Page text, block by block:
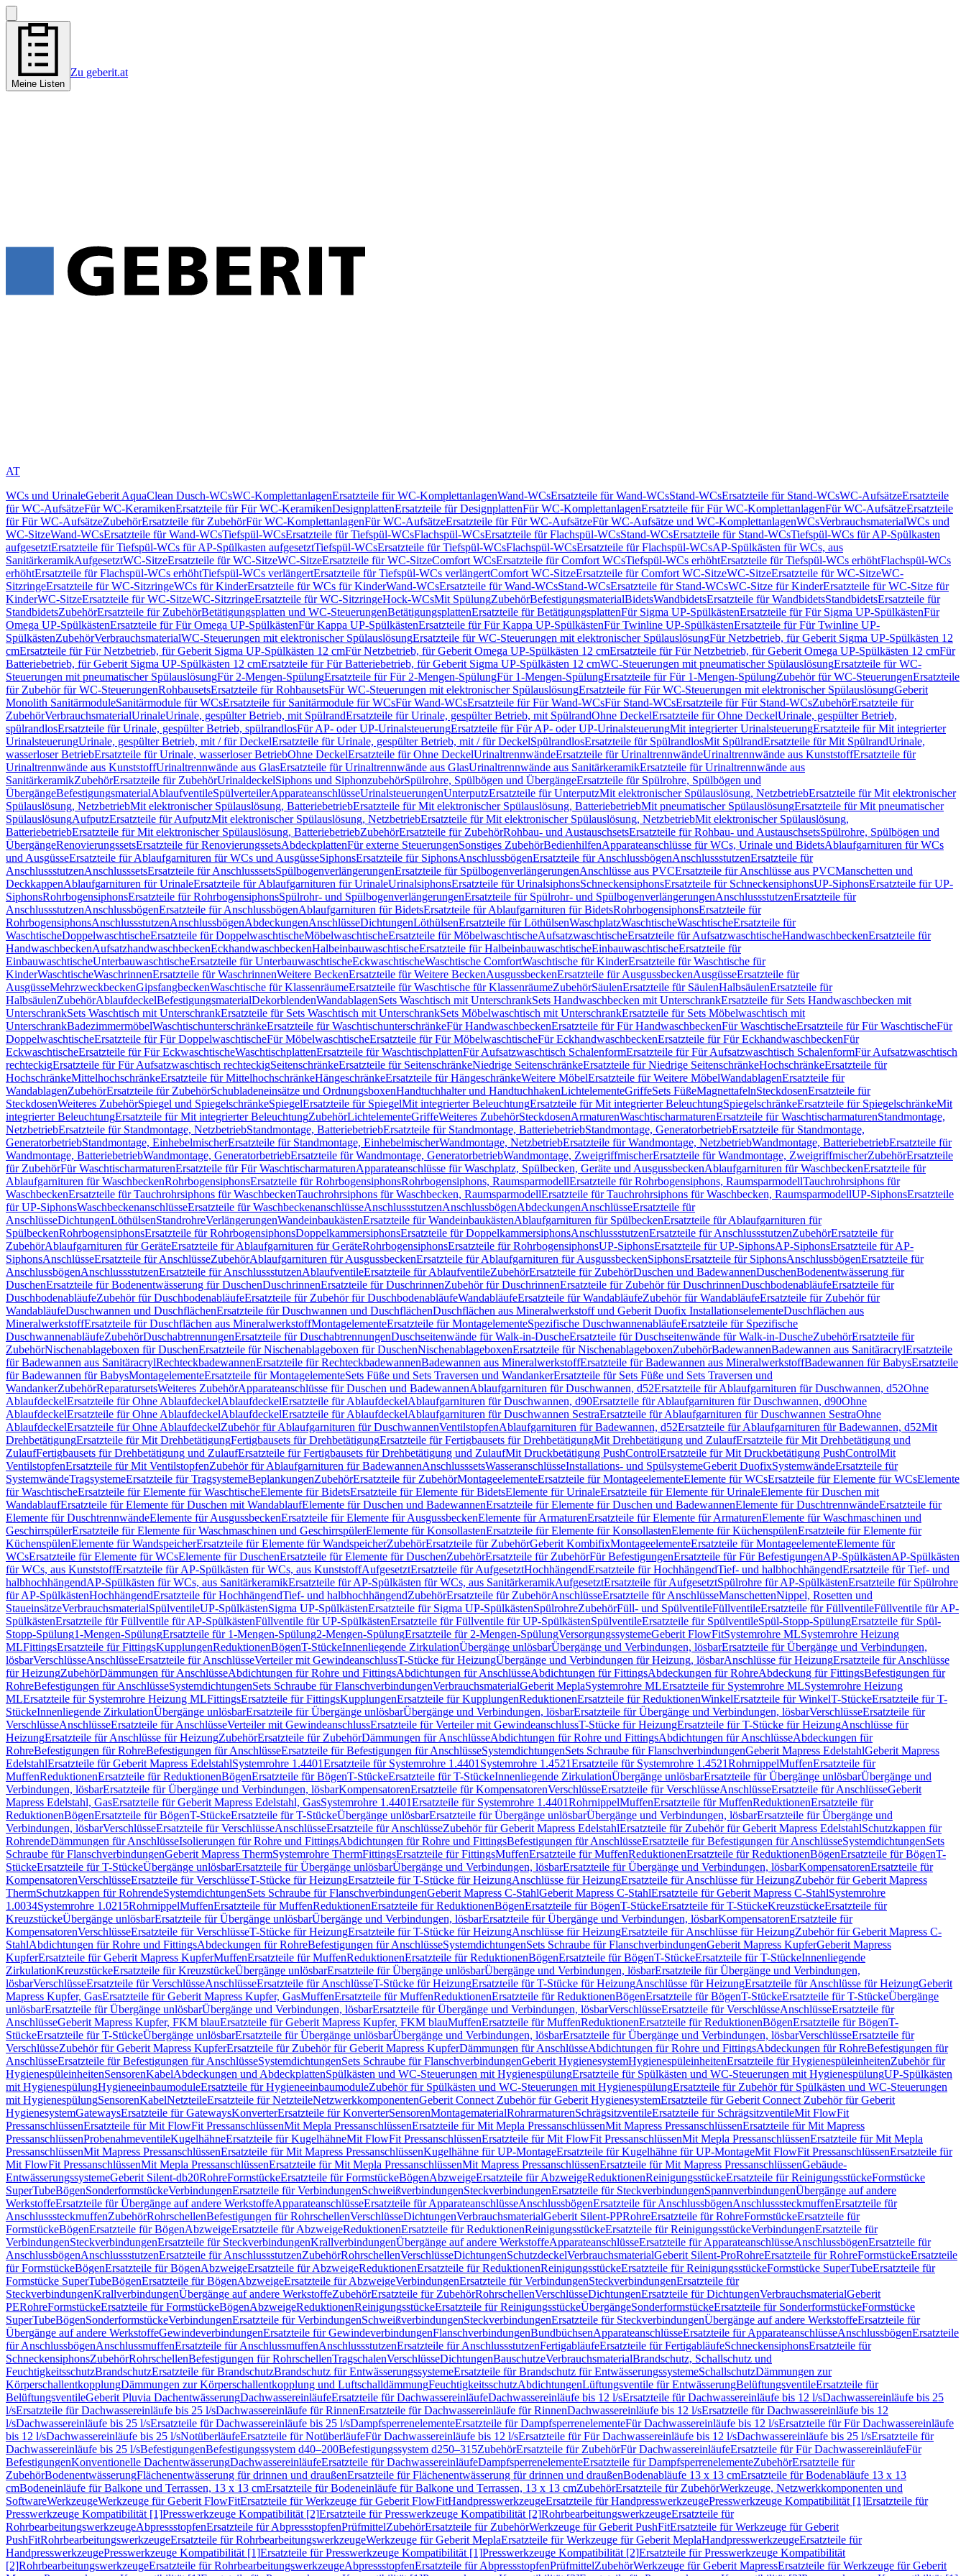
Meine Listen
Zu geberit.at
AT
WCs und UrinaleGeberit AquaClean Dusch-WCsWC-KomplettanlagenErsatzteile für WC-KomplettanlagenWand-WCsErsatzteile für Wand-WCsStand-WCsErsatzteile für Stand-WCsWC-AufsätzeErsatzteile
für WC-AufsätzeFür WC-KeramikenErsatzteile für Für WC-KeramikenDesignplattenErsatzteile für DesignplattenFür WC-KomplettanlagenErsatzteile für Für WC-KomplettanlagenFür WC-AufsätzeErsatzteile
für Für WC-AufsätzeZubehörErsatzteile für ZubehörFür WC-KomplettanlagenFür WC-AufsätzeErsatzteile für Für WC-AufsätzeFür WC-Aufsätze und WC-KomplettanlagenWCsVerbrauchsmaterialWCs und
WC-SitzeWand-WCsErsatzteile für Wand-WCsTiefspül-WCsErsatzteile für Tiefspül-WCsFlachspül-WCsErsatzteile für Flachspül-WCsStand-WCsErsatzteile für Stand-WCsTiefspül-WCs für AP-Spülkasten
aufgesetztErsatzteile für Tiefspül-WCs für AP-Spülkasten aufgesetztTiefspül-WCsErsatzteile für Tiefspül-WCsFlachspül-WCsErsatzteile für Flachspül-WCsAP-Spülkästen für WCs, aus
SanitärkeramikAufgesetztWC-SitzeErsatzteile für WC-SitzeWC-SitzeErsatzteile für WC-SitzeComfort WCsErsatzteile für Comfort WCsTiefspül-WCs erhöhtErsatzteile für Tiefspül-WCs erhöhtFlachspül-WCs
erhöhtErsatzteile für Flachspül-WCs erhöhtTiefspül-WCs verlängertErsatzteile für Tiefspül-WCs verlängertComfort WC-SitzeErsatzteile für Comfort WC-SitzeWC-SitzeErsatzteile für WC-SitzeWC-
SitzringeErsatzteile für WC-SitzringeWCs für KinderErsatzteile für WCs für KinderWand-WCsErsatzteile für Wand-WCsStand-WCsErsatzteile für Stand-WCsWC-Sitze für KinderErsatzteile für WC-Sitze für
KinderWC-SitzeErsatzteile für WC-SitzeWC-SitzringeErsatzteile für WC-SitzringeHock-WCsMit SpülungZubehörBefestigungsmaterialBidetsWandbidetsErsatzteile für WandbidetsStandbidetsErsatzteile für
StandbidetsZubehörErsatzteile für ZubehörBetätigungsplatten und WC-SteuerungenBetätigungsplattenErsatzteile für BetätigungsplattenFür Sigma UP-SpülkästenErsatzteile für Für Sigma UP-SpülkästenFür
Omega UP-SpülkästenErsatzteile für Für Omega UP-SpülkästenFür Kappa UP-SpülkästenErsatzteile für Für Kappa UP-SpülkästenFür Twinline UP-SpülkästenErsatzteile für Für Twinline UP-
SpülkästenZubehörVerbrauchsmaterialWC-Steuerungen mit elektronischer SpülauslösungErsatzteile für WC-Steuerungen mit elektronischer SpülauslösungFür Netzbetrieb, für Geberit Sigma UP-Spülkästen 12
cmErsatzteile für Für Netzbetrieb, für Geberit Sigma UP-Spülkästen 12 cmFür Netzbetrieb, für Geberit Omega UP-Spülkästen 12 cmErsatzteile für Für Netzbetrieb, für Geberit Omega UP-Spülkästen 12 cmFür
Batteriebetrieb, für Geberit Sigma UP-Spülkästen 12 cmErsatzteile für Für Batteriebetrieb, für Geberit Sigma UP-Spülkästen 12 cmWC-Steuerungen mit pneumatischer SpülauslösungErsatzteile für WC-
Steuerungen mit pneumatischer SpülauslösungFür 2-Mengen-SpülungErsatzteile für Für 2-Mengen-SpülungFür 1-Mengen-SpülungErsatzteile für Für 1-Mengen-SpülungZubehör für WC-SteuerungenErsatzteile
für Zubehör für WC-SteuerungenRohbausetsErsatzteile für RohbausetsFür WC-Steuerungen mit elektronischer SpülauslösungErsatzteile für Für WC-Steuerungen mit elektronischer SpülauslösungGeberit
Monolith SanitärmoduleSanitärmodule für WCsErsatzteile für Sanitärmodule für WCsFür Wand-WCsErsatzteile für Für Wand-WCsFür Stand-WCsErsatzteile für Für Stand-WCsZubehörErsatzteile für
ZubehörVerbrauchsmaterialUrinaleUrinale, gespülter Betrieb, mit SpülrandErsatzteile für Urinale, gespülter Betrieb, mit SpülrandOhne DeckelErsatzteile für Ohne DeckelUrinale, gespülter Betrieb,
spülrandlosErsatzteile für Urinale, gespülter Betrieb, spülrandlosFür AP- oder UP-UrinalsteuerungErsatzteile für Für AP- oder UP-UrinalsteuerungMit integrierter UrinalsteuerungErsatzteile für Mit integrierter
UrinalsteuerungUrinale, gespülter Betrieb, mit / für DeckelErsatzteile für Urinale, gespülter Betrieb, mit / für DeckelSpülrandlosErsatzteile für SpülrandlosMit SpülrandErsatzteile für Mit SpülrandUrinale,
wasserloser BetriebErsatzteile für Urinale, wasserloser BetriebOhne DeckelErsatzteile für Ohne DeckelUrinaltrennwändeErsatzteile für UrinaltrennwändeUrinaltrennwände aus KunststoffErsatzteile für
Urinaltrennwände aus KunststoffUrinaltrennwände aus GlasErsatzteile für Urinaltrennwände aus GlasUrinaltrennwände aus SanitärkeramikErsatzteile für Urinaltrennwände aus
SanitärkeramikZubehörErsatzteile für ZubehörUrinaldeckelSiphons und SiphonzubehörSpülrohre, Spülbögen und ÜbergängeErsatzteile für Spülrohre, Spülbögen und
ÜbergängeBefestigungsmaterialAblaufventileSpülverteilerApparateanschlüsseUrinalsteuerungenUnterputzErsatzteile für UnterputzMit elektronischer Spülauslösung, NetzbetriebErsatzteile für Mit elektronischer
Spülauslösung, NetzbetriebMit elektronischer Spülauslösung, BatteriebetriebErsatzteile für Mit elektronischer Spülauslösung, BatteriebetriebMit pneumatischer SpülauslösungErsatzteile für Mit pneumatischer
SpülauslösungAufputzErsatzteile für AufputzMit elektronischer Spülauslösung, NetzbetriebErsatzteile für Mit elektronischer Spülauslösung, NetzbetriebMit elektronischer Spülauslösung,
BatteriebetriebErsatzteile für Mit elektronischer Spülauslösung, BatteriebetriebZubehörErsatzteile für ZubehörRohbau- und AustauschsetsErsatzteile für Rohbau- und AustauschsetsSpülrohre, Spülbögen und
ÜbergängeRenovierungssetsErsatzteile für RenovierungssetsAbdeckplattenFür externe SteuerungenSonstiges ZubehörBedienhilfenApparateanschlüsse für WCs, Urinale und BidetsAblaufgarnituren für WCs
und AusgüsseErsatzteile für Ablaufgarnituren für WCs und AusgüsseSiphonsErsatzteile für SiphonsAnschlussbögenErsatzteile für AnschlussbögenAnschlussstutzenErsatzteile für
AnschlussstutzenAnschlusssetsErsatzteile für AnschlusssetsSpülbogenverlängerungenErsatzteile für SpülbogenverlängerungenAnschlüsse aus PVCErsatzteile für Anschlüsse aus PVCManschetten und
DeckkappenAblaufgarnituren für UrinaleErsatzteile für Ablaufgarnituren für UrinaleUrinalsiphonsErsatzteile für UrinalsiphonsSchneckensiphonsErsatzteile für SchneckensiphonsUP-SiphonsErsatzteile für UP-
SiphonsRohrbogensiphonsErsatzteile für RohrbogensiphonsSpülrohr- und SpülbogenverlängerungenErsatzteile für Spülrohr- und SpülbogenverlängerungenAnschlussstutzenErsatzteile für
AnschlussstutzenAnschlussbögenErsatzteile für AnschlussbögenAblaufgarnituren für BidetsErsatzteile für Ablaufgarnituren für BidetsRohrbogensiphonsErsatzteile für
RohrbogensiphonsAnschlussstutzenAnschlussbögenAbdeckungenAnschlüsseDichtungenLöthülsenErsatzteile für LöthülsenWaschplatzWaschtischeWaschtischeErsatzteile für
WaschtischeDoppelwaschtischeErsatzteile für DoppelwaschtischeMöbelwaschtischeErsatzteile für MöbelwaschtischeAufsatzwaschtischeErsatzteile für AufsatzwaschtischeHandwaschbeckenErsatzteile für
HandwaschbeckenAufsatzhandwaschbeckenEckhandwaschbeckenHalbeinbauwaschtischeErsatzteile für HalbeinbauwaschtischeEinbauwaschtischeErsatzteile für
EinbauwaschtischeUnterbauwaschtischeErsatzteile für UnterbauwaschtischeEckwaschtischeWaschtische ComfortWaschtische für KinderErsatzteile für Waschtische für
KinderWaschtischeWaschrinnenErsatzteile für WaschrinnenWeitere BeckenErsatzteile für Weitere BeckenAusgussbeckenErsatzteile für AusgussbeckenAusgüsseErsatzteile für
AusgüsseMehrzweckbeckenGipsfangbeckenWaschtische für KlassenräumeErsatzteile für Waschtische für KlassenräumeZubehörSäulenErsatzteile für SäulenHalbsäulenErsatzteile für
HalbsäulenZubehörAblaufdeckelBefestigungsmaterialDekorblendenWandablagenSets Waschtisch mit UnterschrankSets Handwaschbecken mit UnterschrankErsatzteile für Sets Handwaschbecken mit
UnterschrankSets Waschtisch mit UnterschrankErsatzteile für Sets Waschtisch mit UnterschrankSets Möbelwaschtisch mit UnterschrankErsatzteile für Sets Möbelwaschtisch mit
UnterschrankBadezimmermöbelWaschtischunterschränkeErsatzteile für WaschtischunterschränkeFür HandwaschbeckenErsatzteile für Für HandwaschbeckenFür WaschtischeErsatzteile für Für WaschtischeFür
DoppelwaschtischeErsatzteile für Für DoppelwaschtischeFür MöbelwaschtischeErsatzteile für Für MöbelwaschtischeFür EckhandwaschbeckenErsatzteile für Für EckhandwaschbeckenFür
EckwaschtischeErsatzteile für Für EckwaschtischeWaschtischplattenErsatzteile für WaschtischplattenFür Aufsatzwaschtisch SchalenformErsatzteile für Für Aufsatzwaschtisch SchalenformFür Aufsatzwaschtisch
rechteckigErsatzteile für Für Aufsatzwaschtisch rechteckigSeitenschränkeErsatzteile für SeitenschränkeNiedrige SeitenschränkeErsatzteile für Niedrige SeitenschränkeHochschränkeErsatzteile für
HochschränkeMittelhochschränkeErsatzteile für MittelhochschränkeHängeschränkeErsatzteile für HängeschränkeWeitere MöbelErsatzteile für Weitere MöbelWandablagenErsatzteile für
WandablagenZubehörErsatzteile für ZubehörSchubladeneinsätze und OrdnungsboxenHandtuchhalter und HandtuchhakenLichtelementeGriffeSets FüßeMagnettafelnSteckdosenErsatzteile für
SteckdosenWeiteres ZubehörSpiegel und SpiegelschränkeSpiegelErsatzteile für SpiegelMit integrierter BeleuchtungErsatzteile für Mit integrierter BeleuchtungSpiegelschränkeErsatzteile für SpiegelschränkeMit
integrierter BeleuchtungErsatzteile für Mit integrierter BeleuchtungZubehörLichtelementeGriffeWeiteres ZubehörSteckdosenArmaturenWaschtischarmaturenErsatzteile für WaschtischarmaturenStandmontage,
NetzbetriebErsatzteile für Standmontage, NetzbetriebStandmontage, BatteriebetriebErsatzteile für Standmontage, BatteriebetriebStandmontage, GeneratorbetriebErsatzteile für Standmontage,
GeneratorbetriebStandmontage, EinhebelmischerErsatzteile für Standmontage, EinhebelmischerWandmontage, NetzbetriebErsatzteile für Wandmontage, NetzbetriebWandmontage, BatteriebetriebErsatzteile für
Wandmontage, BatteriebetriebWandmontage, GeneratorbetriebErsatzteile für Wandmontage, GeneratorbetriebWandmontage, ZweigriffmischerErsatzteile für Wandmontage, ZweigriffmischerZubehörErsatzteile
für ZubehörFür WaschtischarmaturenErsatzteile für Für WaschtischarmaturenApparateanschlüsse für Waschplatz, Spülbecken, Geräte und AusgussbeckenAblaufgarnituren für WaschbeckenErsatzteile für
Ablaufgarnituren für WaschbeckenRohrbogensiphonsErsatzteile für RohrbogensiphonsRohrbogensiphons, RaumsparmodellErsatzteile für Rohrbogensiphons, RaumsparmodellTauchrohrsiphons für
WaschbeckenErsatzteile für Tauchrohrsiphons für WaschbeckenTauchrohrsiphons für Waschbecken, RaumsparmodellErsatzteile für Tauchrohrsiphons für Waschbecken, RaumsparmodellUP-SiphonsErsatzteile
für UP-SiphonsWaschbeckenanschlüsseErsatzteile für WaschbeckenanschlüsseAnschlussstutzenAnschlussbögenAbdeckungenAnschlüsseErsatzteile für
AnschlüsseDichtungenLöthülsenStandrohreVerlängerungenWandeinbaukästenErsatzteile für WandeinbaukästenAblaufgarnituren für SpülbeckenErsatzteile für Ablaufgarnituren für
SpülbeckenRohrbogensiphonsErsatzteile für RohrbogensiphonsDoppelkammersiphonsErsatzteile für DoppelkammersiphonsAnschlussstutzenErsatzteile für AnschlussstutzenZubehörErsatzteile für
ZubehörAblaufgarnituren für GeräteErsatzteile für Ablaufgarnituren für GeräteRohrbogensiphonsErsatzteile für RohrbogensiphonsUP-SiphonsErsatzteile für UP-SiphonsAP-SiphonsErsatzteile für AP-
SiphonsAnschlüsseErsatzteile für AnschlüsseZubehörAblaufgarnituren für AusgussbeckenErsatzteile für Ablaufgarnituren für AusgussbeckenSiphonsErsatzteile für SiphonsAnschlussbögenErsatzteile für
AnschlussbögenAnschlussstutzenErsatzteile für AnschlussstutzenAblaufventileErsatzteile für AblaufventileZubehörErsatzteile für ZubehörDuschen und BadewannenDuschenBodenentwässerung für
DuschenErsatzteile für Bodenentwässerung für DuschenDuschrinnenErsatzteile für DuschrinnenZubehör für DuschrinnenErsatzteile für Zubehör für DuschrinnenDuschbodenabläufeErsatzteile für
DuschbodenabläufeZubehör für DuschbodenabläufeErsatzteile für Zubehör für DuschbodenabläufeWandabläufeErsatzteile für WandabläufeZubehör für WandabläufeErsatzteile für Zubehör für
WandabläufeDuschwannen und DuschflächenErsatzteile für Duschwannen und DuschflächenDuschflächen aus Mineralwerkstoff und Geberit Duofix InstallationselementeDuschflächen aus
MineralwerkstoffErsatzteile für Duschflächen aus MineralwerkstoffMontagelementeErsatzteile für MontagelementeSpezifische DuschwannenabläufeErsatzteile für Spezifische
DuschwannenabläufeZubehörDuschabtrennungenErsatzteile für DuschabtrennungenDuschseitenwände für Walk-in-DuscheErsatzteile für Duschseitenwände für Walk-in-DuscheZubehörErsatzteile für
ZubehörNischenablageboxen für DuschenErsatzteile für Nischenablageboxen für DuschenNischenablageboxenErsatzteile für NischenablageboxenZubehörBadewannenBadewannen aus SanitäracrylErsatzteile
für Badewannen aus SanitäracrylRechteckbadewannenErsatzteile für RechteckbadewannenBadewannen aus MineralwerkstoffErsatzteile für Badewannen aus MineralwerkstoffBadewannen für BabysErsatzteile
für Badewannen für BabysMontagelementeErsatzteile für MontagelementeSets Füße und Sets Traversen und WandankerErsatzteile für Sets Füße und Sets Traversen und
WandankerZubehörReparatursetsWeiteres ZubehörApparateanschlüsse für Duschen und BadewannenAblaufgarnituren für Duschwannen, d52Ersatzteile für Ablaufgarnituren für Duschwannen, d52Ohne
AblaufdeckelErsatzteile für Ohne AblaufdeckelAblaufdeckelErsatzteile für AblaufdeckelAblaufgarnituren für Duschwannen, d90Ersatzteile für Ablaufgarnituren für Duschwannen, d90Ohne
AblaufdeckelErsatzteile für Ohne AblaufdeckelAblaufdeckelErsatzteile für AblaufdeckelAblaufgarnituren für Duschwannen SestraErsatzteile für Ablaufgarnituren für Duschwannen SestraOhne
AblaufdeckelErsatzteile für Ohne AblaufdeckelZubehör für Ablaufgarnituren für DuschwannenVentilstopfenAblaufgarnituren für Badewannen, d52Ersatzteile für Ablaufgarnituren für Badewannen, d52Mit
DrehbetätigungErsatzteile für Mit DrehbetätigungFertigbausets für DrehbetätigungErsatzteile für Fertigbausets für DrehbetätigungMit Drehbetätigung und ZulaufErsatzteile für Mit Drehbetätigung und
ZulaufFertigbausets für Drehbetätigung und ZulaufErsatzteile für Fertigbausets für Drehbetätigung und ZulaufMit Druckbetätigung PushControlErsatzteile für Mit Druckbetätigung PushControlMit
VentilstopfenErsatzteile für Mit VentilstopfenZubehör für Ablaufgarnituren für BadewannenAnschlusssetsWasseranschlüsseInstallations- und SpülsystemeGeberit DuofixSystemwändeErsatzteile für
SystemwändeTragsystemeErsatzteile für TragsystemeBeplankungenZubehörErsatzteile für ZubehörMontageelementeErsatzteile für MontageelementeElemente für WCsErsatzteile für Elemente für WCsElemente
für WaschtischeErsatzteile für Elemente für WaschtischeElemente für BidetsErsatzteile für Elemente für BidetsElemente für UrinaleErsatzteile für Elemente für UrinaleElemente für Duschen mit
WandablaufErsatzteile für Elemente für Duschen mit WandablaufElemente für Duschen und BadewannenErsatzteile für Elemente für Duschen und BadewannenElemente für DuschtrennwändeErsatzteile für
Elemente für DuschtrennwändeElemente für AusgussbeckenErsatzteile für Elemente für AusgussbeckenElemente für ArmaturenErsatzteile für Elemente für ArmaturenElemente für Waschmaschinen und
GeschirrspülerErsatzteile für Elemente für Waschmaschinen und GeschirrspülerElemente für KonsollastenErsatzteile für Elemente für KonsollastenElemente für KüchenspülenErsatzteile für Elemente für
KüchenspülenElemente für WandspeicherErsatzteile für Elemente für WandspeicherZubehörErsatzteile für ZubehörGeberit KombifixMontageelementeErsatzteile für MontageelementeElemente für
WCsErsatzteile für Elemente für WCsElemente für DuschenErsatzteile für Elemente für DuschenZubehörErsatzteile für ZubehörFür BefestigungenErsatzteile für Für BefestigungenAP-SpülkästenAP-Spülkästen
für WCs, aus KunststoffErsatzteile für AP-Spülkästen für WCs, aus KunststoffAufgesetztErsatzteile für AufgesetztHochhängendErsatzteile für HochhängendTief- und halbhochhängendErsatzteile für Tief- und
halbhochhängendAP-Spülkästen für WCs, aus SanitärkeramikErsatzteile für AP-Spülkästen für WCs, aus SanitärkeramikAufgesetztErsatzteile für AufgesetztSpülrohre für AP-SpülkästenErsatzteile für Spülrohre
für AP-SpülkästenHochhängendErsatzteile für HochhängendTief- und halbhochhängendZubehörErsatzteile für ZubehörAnschlüsseErsatzteile für AnschlüsseManschettenNippel, Rosetten und
StaueinsätzeVerbrauchsmaterialSpülventileUP-SpülkästenSigma UP-SpülkästenErsatzteile für Sigma UP-SpülkästenSpülrohreZubehörFüll- und SpülventileFüllventileErsatzteile für FüllventileFüllventile für AP-
SpülkästenErsatzteile für Füllventile für AP-SpülkästenFüllventile für UP-SpülkästenErsatzteile für Füllventile für UP-SpülkästenSpülventileErsatzteile für SpülventileSpül-Stopp-SpülungErsatzteile für Spül-
Stopp-Spülung1-Mengen-SpülungErsatzteile für 1-Mengen-Spülung2-Mengen-SpülungErsatzteile für 2-Mengen-SpülungVersorgungssystemeGeberit FlowFitSystemrohre MLSystemrohre Heizung
MLFittingsErsatzteile für FittingsKupplungenReduktionenBögenT-StückeInnenliegende ZirkulationÜbergänge unlösbarÜbergänge und Verbindungen, lösbarErsatzteile für Übergänge und Verbindungen,
lösbarVerschlüsseAnschlüsseErsatzteile für AnschlüsseVerteiler mit GewindeanschlussT-Stücke für HeizungÜbergänge und Verbindungen für Heizung, lösbarAnschlüsse für HeizungErsatzteile für Anschlüsse
für HeizungZubehörDämmungen für AnschlüsseAbdichtungen für Rohre und FittingsAbdichtungen für AnschlüsseAbdichtungen für FittingsAbdeckungen für RohreAbdeckung für FittingsBefestigungen für
RohreBefestigungen für AnschlüsseSystemdichtungenSets Schraube für FlanschverbindungenVerbrauchsmaterialGeberit MeplaSystemrohre MLErsatzteile für Systemrohre MLSystemrohre Heizung
MLErsatzteile für Systemrohre Heizung MLFittingsErsatzteile für FittingsKupplungenErsatzteile für KupplungenReduktionenErsatzteile für ReduktionenWinkelErsatzteile für WinkelT-StückeErsatzteile für T-
StückeInnenliegende ZirkulationÜbergänge unlösbarErsatzteile für Übergänge unlösbarÜbergänge und Verbindungen, lösbarErsatzteile für Übergänge und Verbindungen, lösbarVerschlüsseErsatzteile für
VerschlüsseAnschlüsseErsatzteile für AnschlüsseVerteiler mit GewindeanschlussErsatzteile für Verteiler mit GewindeanschlussT-Stücke für HeizungErsatzteile für T-Stücke für HeizungAnschlüsse für
HeizungErsatzteile für Anschlüsse für HeizungZubehörErsatzteile für ZubehörDämmungen für AnschlüsseAbdichtungen für Rohre und FittingsAbdichtungen für AnschlüsseAbdeckungen für
RohreBefestigungen für RohreBefestigungen für AnschlüsseErsatzteile für Befestigungen für AnschlüsseSystemdichtungenSets Schraube für FlanschverbindungenGeberit Mapress EdelstahlGeberit Mapress
EdelstahlErsatzteile für Geberit Mapress EdelstahlSystemrohre 1.4401Ersatzteile für Systemrohre 1.4401 Systemrohre 1.4521Ersatzteile für Systemrohre 1.4521RohrnippelMuffenErsatzteile für
MuffenReduktionenErsatzteile für ReduktionenBögenErsatzteile für BögenT-StückeErsatzteile für T-StückeInnenliegende ZirkulationÜbergänge unlösbarErsatzteile für Übergänge unlösbarÜbergänge und
Verbindungen, lösbarErsatzteile für Übergänge und Verbindungen, lösbarKompensatorenErsatzteile für KompensatorenVerschlüsseErsatzteile für VerschlüsseAnschlüsseErsatzteile für AnschlüsseGeberit
Mapress Edelstahl, GasErsatzteile für Geberit Mapress Edelstahl, GasSystemrohre 1.4401Ersatzteile für Systemrohre 1.4401RohrnippelMuffenErsatzteile für MuffenReduktionenErsatzteile für
ReduktionenBögenErsatzteile für BögenT-StückeErsatzteile für T-StückeÜbergänge unlösbarErsatzteile für Übergänge unlösbarÜbergänge und Verbindungen, lösbarErsatzteile für Übergänge und
Verbindungen, lösbarVerschlüsseErsatzteile für VerschlüsseAnschlüsseErsatzteile für AnschlüsseZubehör für Geberit Mapress EdelstahlErsatzteile für Zubehör für Geberit Mapress EdelstahlSchutzkappen für
RohrendeDämmungen für AnschlüsseIsolierungen für Rohre und FittingsAbdichtungen für Rohre und FittingsBefestigungen für AnschlüsseErsatzteile für Befestigungen für AnschlüsseSystemdichtungenSets
Schraube für FlanschverbindungenGeberit Mapress ThermSystemrohre ThermFittingsErsatzteile für FittingsMuffenErsatzteile für MuffenReduktionenErsatzteile für ReduktionenBögenErsatzteile für BögenT-
StückeErsatzteile für T-StückeÜbergänge unlösbarErsatzteile für Übergänge unlösbarÜbergänge und Verbindungen, lösbarErsatzteile für Übergänge und Verbindungen, lösbarKompensatorenErsatzteile für
KompensatorenVerschlüsseErsatzteile für VerschlüsseT-Stücke für HeizungErsatzteile für T-Stücke für HeizungAnschlüsse für HeizungErsatzteile für Anschlüsse für HeizungZubehör für Geberit Mapress
ThermSchutzkappen für RohrendeSystemdichtungenSets Schraube für FlanschverbindungenGeberit Mapress C-StahlGeberit Mapress C-StahlErsatzteile für Geberit Mapress C-StahlSystemrohre
1.0034Systemrohre 1.0215RohrnippelMuffenErsatzteile für MuffenReduktionenErsatzteile für ReduktionenBögenErsatzteile für BögenT-StückeErsatzteile für T-StückeKreuzstückeErsatzteile für
KreuzstückeÜbergänge unlösbarErsatzteile für Übergänge unlösbarÜbergänge und Verbindungen, lösbarErsatzteile für Übergänge und Verbindungen, lösbarKompensatorenErsatzteile für
KompensatorenVerschlüsseErsatzteile für VerschlüsseT-Stücke für HeizungErsatzteile für T-Stücke für HeizungAnschlüsse für HeizungErsatzteile für Anschlüsse für HeizungZubehör für Geberit Mapress C-
StahlAbdichtungen für Rohre und FittingsAbdeckungen für RohreBefestigungen für AnschlüsseSystemdichtungenSets Schraube für FlanschverbindungenGeberit Mapress KupferGeberit Mapress
KupferErsatzteile für Geberit Mapress KupferMuffenErsatzteile für MuffenReduktionenErsatzteile für ReduktionenBögenErsatzteile für BögenT-StückeErsatzteile für T-StückeInnenliegende
ZirkulationKreuzstückeErsatzteile für KreuzstückeÜbergänge unlösbarErsatzteile für Übergänge unlösbarÜbergänge und Verbindungen, lösbarErsatzteile für Übergänge und Verbindungen,
lösbarVerschlüsseErsatzteile für VerschlüsseAnschlüsseErsatzteile für AnschlüsseT-Stücke für HeizungErsatzteile für T-Stücke für HeizungAnschlüsse für HeizungErsatzteile für Anschlüsse für HeizungGeberit
Mapress Kupfer, GasErsatzteile für Geberit Mapress Kupfer, GasMuffenErsatzteile für MuffenReduktionenErsatzteile für ReduktionenBögenErsatzteile für BögenT-StückeErsatzteile für T-StückeÜbergänge
unlösbarErsatzteile für Übergänge unlösbarÜbergänge und Verbindungen, lösbarErsatzteile für Übergänge und Verbindungen, lösbarVerschlüsseErsatzteile für VerschlüsseAnschlüsseErsatzteile für
AnschlüsseGeberit Mapress Kupfer, FKM blauErsatzteile für Geberit Mapress Kupfer, FKM blauMuffenErsatzteile für MuffenReduktionenErsatzteile für ReduktionenBögenErsatzteile für BögenT-
StückeErsatzteile für T-StückeÜbergänge unlösbarErsatzteile für Übergänge unlösbarÜbergänge und Verbindungen, lösbarErsatzteile für Übergänge und Verbindungen, lösbarVerschlüsseErsatzteile für
VerschlüsseZubehör für Geberit Mapress KupferErsatzteile für Zubehör für Geberit Mapress KupferDämmungen für AnschlüsseAbdichtungen für Rohre und FittingsAbdeckungen für RohreBefestigungen für
AnschlüsseErsatzteile für Befestigungen für AnschlüsseSystemdichtungenSets Schraube für FlanschverbindungenGeberit HygienesystemHygienespüleinheitenErsatzteile für HygienespüleinheitenZubehör für
HygienespüleinheitenSensorenKabelAbdeckungen und AbdeckplattenSpülkästen und WC-Steuerungen mit HygienespülungErsatzteile für Spülkästen und WC-Steuerungen mit HygienespülungUP-Spülkästen
mit HygienespülungHygieneeinbaumoduleErsatzteile für HygieneeinbaumoduleZubehör für Spülkästen und WC-Steuerungen mit HygienespülungErsatzteile für Zubehör für Spülkästen und WC-Steuerungen
mit HygienespülungSensorenKabelNetzteileErsatzteile für NetzteileNetzwerkkomponentenGeberit Connect Zubehör für Geberit HygienesystemErsatzteile für Geberit Connect Zubehör für Geberit
HygienesystemGatewaysErsatzteile für GatewaysKonverterErsatzteile für KonverterSensorenMontagematerialRohrarmaturenSchrägsitzventileErsatzteile für SchrägsitzventileMit FlowFit
PressanschlüssenErsatzteile für Mit FlowFit PressanschlüssenMit Mepla PressanschlüssenErsatzteile für Mit Mepla PressanschlüssenMit Mapress PressanschlüssenErsatzteile für Mit Mapress
PressanschlüssenProbenahmeventileKugelhähneErsatzteile für KugelhähneMit FlowFit PressanschlüssenErsatzteile für Mit FlowFit PressanschlüssenMit Mepla PressanschlüssenErsatzteile für Mit Mepla
PressanschlüssenMit Mapress PressanschlüssenErsatzteile für Mit Mapress PressanschlüssenKugelhähne für UP-MontageErsatzteile für Kugelhähne für UP-MontageMit FlowFit PressanschlüssenErsatzteile für
Mit FlowFit PressanschlüssenMit Mepla PressanschlüssenErsatzteile für Mit Mepla PressanschlüssenMit Mapress PressanschlüssenErsatzteile für Mit Mapress PressanschlüssenGebäude-
EntwässerungssystemeGeberit Silent-db20RohreFormstückeErsatzteile für FormstückeBögenAbzweigeErsatzteile für AbzweigeReduktionenReinigungsstückeErsatzteile für ReinigungsstückeFormstücke
SuperTubeBögenSonderformstückeVerbindungenErsatzteile für VerbindungenSchweißverbindungenSteckverbindungenErsatzteile für SteckverbindungenSpannverbindungenÜbergänge auf andere
WerkstoffeErsatzteile für Übergänge auf andere WerkstoffeApparateanschlüsseErsatzteile für ApparateanschlüsseAnschlussbögenErsatzteile für AnschlussbögenAnschlusssteckmuffenErsatzteile für
AnschlusssteckmuffenZubehörRohrschellenBefestigungen für RohrschellenVerschlüsseDichtungenVerbrauchsmaterialGeberit Silent-PPRohreErsatzteile für RohreFormstückeErsatzteile für
FormstückeBögenErsatzteile für BögenAbzweigeErsatzteile für AbzweigeReduktionenErsatzteile für ReduktionenReinigungsstückeErsatzteile für ReinigungsstückeVerbindungenErsatzteile für
VerbindungenSteckverbindungenErsatzteile für SteckverbindungenKrallverbindungenÜbergänge auf andere WerkstoffeApparateanschlüsseErsatzteile für ApparateanschlüsseAnschlussbögenErsatzteile für
AnschlussbögenAnschlussstutzenErsatzteile für AnschlussstutzenZubehörRohrschellenVerschlüsseDichtungenSchutzdeckelVerbrauchsmaterialGeberit Silent-ProRohreErsatzteile für RohreFormstückeErsatzteile
für FormstückeBögenErsatzteile für BögenAbzweigeErsatzteile für AbzweigeReduktionenErsatzteile für ReduktionenReinigungsstückeErsatzteile für ReinigungsstückeFormstücke SuperTubeErsatzteile für
Formstücke SuperTubeBögenErsatzteile für BögenAbzweigeErsatzteile für AbzweigeVerbindungenErsatzteile für VerbindungenSteckverbindungenErsatzteile für
SteckverbindungenKrallverbindungenÜbergänge auf andere WerkstoffeZubehörErsatzteile für ZubehörRohrschellenVerschlüsseDichtungenErsatzteile für DichtungenVerbrauchsmaterialGeberit
PERohreFormstückeErsatzteile für FormstückeBögenAbzweigeReduktionenReinigungsstückeErsatzteile für ReinigungsstückeÜbergängeSonderformstückeErsatzteile für SonderformstückeFormstücke
SuperTubeBögenSonderformstückeVerbindungenErsatzteile für VerbindungenSchweißverbindungenSteckverbindungenErsatzteile für SteckverbindungenÜbergänge auf andere WerkstoffeErsatzteile für
Übergänge auf andere WerkstoffeGewindeverbindungenErsatzteile für GewindeverbindungenFlanschverbindungenBundbüchsenApparateanschlüsseErsatzteile für ApparateanschlüsseAnschlussbögenErsatzteile
für AnschlussbögenAnschlussmuffenErsatzteile für AnschlussmuffenAnschlussstutzenErsatzteile für AnschlussstutzenFertigabläufeErsatzteile für FertigabläufeSchneckensiphonsErsatzteile für
SchneckensiphonsZubehörRohrschellenBefestigungen für RohrschellenTragschalenVerschlüsseDichtungenBauschutzeVerbrauchsmaterialBrandschutz, Schallschutz und
FeuchtigkeitsschutzBrandschutzErsatzteile für BrandschutzBrandschutz für EntwässerungssystemeErsatzteile für Brandschutz für EntwässerungssystemeSchallschutzDämmungen zur
KörperschallentkopplungDämmungen zur Körperschallentkopplung und LuftschalldämmungFeuchtigkeitsschutzAbdichtungenLüftungsventile für EntwässerungBelüftungsventileErsatzteile für
BelüftungsventileGeberit Pluvia DachentwässerungDachwassereinläufeErsatzteile für DachwassereinläufeDachwassereinläufe bis 12 l/sErsatzteile für Dachwassereinläufe bis 12 l/sDachwassereinläufe bis 25
l/sErsatzteile für Dachwassereinläufe bis 25 l/sDachwassereinläufe für RinnenErsatzteile für Dachwassereinläufe für RinnenDachwassereinläufe bis 12 l/sErsatzteile für Dachwassereinläufe bis 12
l/sDachwassereinläufe bis 25 l/sErsatzteile für Dachwassereinläufe bis 25 l/sDampfsperrenelementeErsatzteile für DampfsperrenelementeFür Dachwassereinläufe bis 12 l/sErsatzteile für Für Dachwassereinläufe
bis 12 l/sDachwassereinläufe bis 25 l/sNotüberläufeErsatzteile für NotüberläufeFür Dachwassereinläufe bis 12 l/sErsatzteile für Für Dachwassereinläufe bis 12 l/sDachwassereinläufe bis 25 l/sErsatzteile für
Dachwassereinläufe bis 25 l/sBefestigungenBefestigungssystem d40–200Befestigungssystem d250–315ZubehörErsatzteile für ZubehörFür DachwassereinläufeErsatzteile für Für DachwassereinläufeFür
BefestigungenKonventionelle DachentwässerungDachwassereinläufeErsatzteile für DachwassereinläufeDampfsperrenelementeErsatzteile für DampfsperrenelementeZubehörErsatzteile für
ZubehörBodenentwässerungFlächenentwässerung für drinnen und draußenErsatzteile für Flächenentwässerung für drinnen und draußenBodenabläufe 13 x 13 cmErsatzteile für Bodenabläufe 13 x 13
cmBodeneinläufe für Balkone und Terrassen, 13 x 13 cmErsatzteile für Bodeneinläufe für Balkone und Terrassen, 13 x 13 cmZubehörErsatzteile für ZubehörWerkzeuge, Netzwerkkomponenten und
SoftwareWerkzeugeWerkzeuge für Geberit FlowFitErsatzteile für Werkzeuge für Geberit FlowFitHandpresswerkzeugeErsatzteile für HandpresswerkzeugePresswerkzeuge Kompatibilität [1]Ersatzteile für
Presswerkzeuge Kompatibilität [1]Presswerkzeuge Kompatibilität [2]Ersatzteile für Presswerkzeuge Kompatibilität [2]RohrbearbeitungswerkzeugeErsatzteile für
RohrbearbeitungswerkzeugeAbpressstopfenErsatzteile für AbpressstopfenPrüfmittelZubehörErsatzteile für ZubehörWerkzeuge für Geberit PushFitErsatzteile für Werkzeuge für Geberit
PushFitRohrbearbeitungswerkzeugeErsatzteile für RohrbearbeitungswerkzeugeWerkzeuge für Geberit MeplaErsatzteile für Werkzeuge für Geberit MeplaHandpresswerkzeugeErsatzteile für
HandpresswerkzeugePresswerkzeuge Kompatibilität [1]Ersatzteile für Presswerkzeuge Kompatibilität [1]Presswerkzeuge Kompatibilität [2]Ersatzteile für Presswerkzeuge Kompatibilität
[2]RohrbearbeitungswerkzeugeErsatzteile für RohrbearbeitungswerkzeugeAbpressstopfenErsatzteile für AbpressstopfenPrüfmittelZubehörWerkzeuge für Geberit MapressErsatzteile für Werkzeuge für Geberit